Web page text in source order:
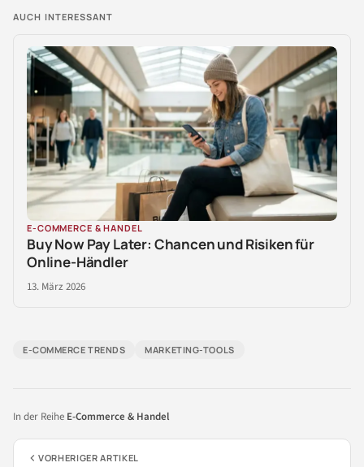
AUCH INTERESSANT
E-COMMERCE & HANDEL
Buy Now Pay Later: Chancen und Risiken für
Online-Händler
13. März 2026
E-COMMERCE TRENDS MARKETING-TOOLS
In der Reihe E-Commerce & Handel
VORHERIGER ARTIKEL